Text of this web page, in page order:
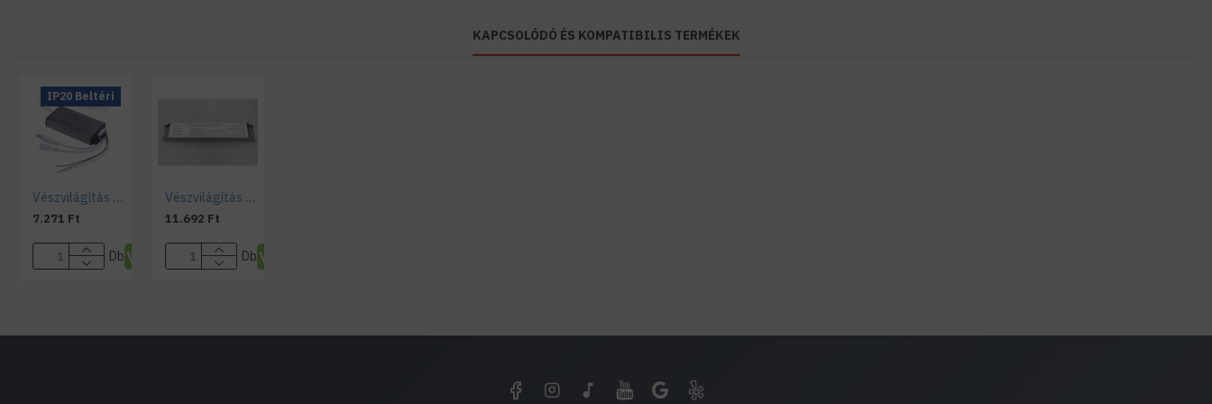
KAPCSOLÓDÓ ÉS KOMPATIBILIS TERMÉKEK
IP20 Beltéri
Vészvilágítás meghajtó, inverter LED panelekhez teszt gombbal, jelző lámpával (3-40 Watt)
7.271 Ft
Db
Vészvilágítás meghajtó, inverter LED fénycsövekhez és LED panelekhez (5-20 Watt)
11.692 Ft
Db